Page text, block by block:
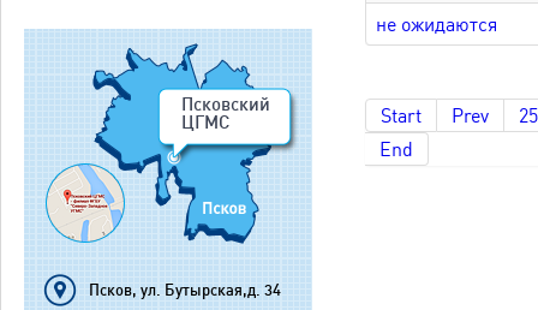
Псковский
ЦГМС
Псков, ул. Бутырская,д. 34
не ожидаются
Start Prev
End